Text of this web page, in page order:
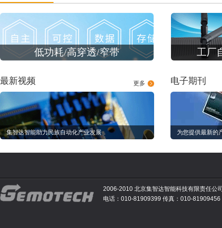
低功耗/高穿透/窄带 工厂
更多
最新视频
集智达智能助力民族自动化产业发展
电子期刊
为您提供最新的
2006-2010 北京集智达智能科技有限责任公
电话：010-81909399 传真：010-